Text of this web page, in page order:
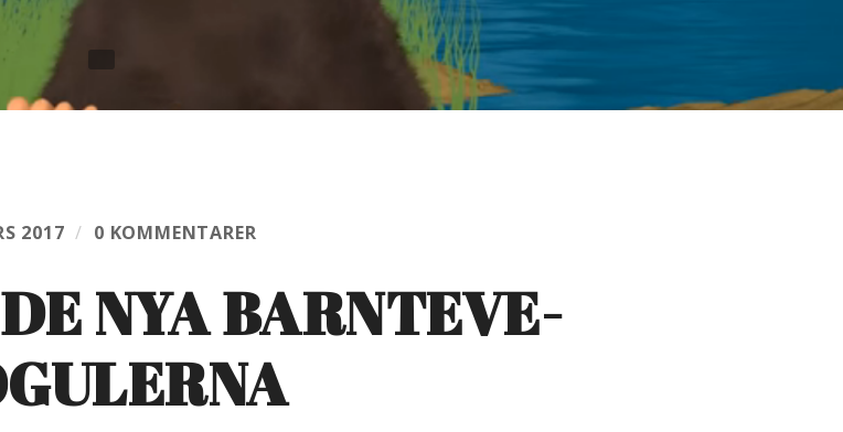
2017 / 0 KOMMENTARER
NYA BARNTEVE-